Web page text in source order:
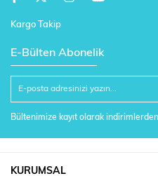
Kargo Takip
E-Bülten Abonelik
Bültenimize kayıt olarak
KURUMSAL